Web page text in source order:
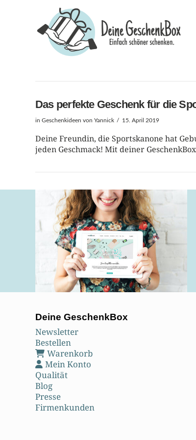
Das perfekte Geschenk für die
in Geschenkideen von Yannick 15. April 2019
Deine Freundin, die Sportskanone hat
jeden Geschmack! Mit deiner
Deine GeschenkBox
Newsletter
Bestellen
Warenkorb
Mein Konto
Qualität
Blog
Presse
Firmenkunden